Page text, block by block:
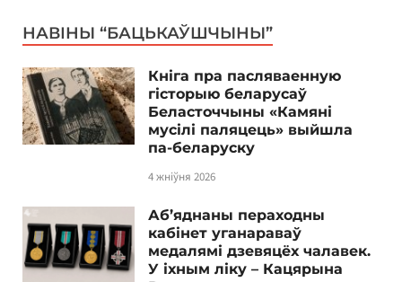
НАВІНЫ “БАЦЬКАЎШЧЫНЫ”
Кніга пра пасляваенную
гісторыю беларусаў
Беласточчыны «Камяні
мусілі паляцець» выйшла
па-беларуску
4 жніўня 2026
Аб’яднаны пераходны
кабінет уганараваў
медалямі дзевяцёх чалавек.
У іхным ліку – Кацярына